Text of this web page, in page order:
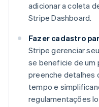
adicionar a coleta
Stripe Dashboard.
Fazer cadastro
Stripe gerenciar
se beneficie de
preenche detalhes
tempo e
regulamentações